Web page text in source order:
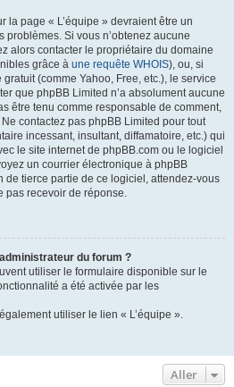
la page « L’équipe » devraient être un
Si vous n’obtenez aucune
alors contacter le propriétaire du domaine
grâce à une requête WHOIS), ou, si
(comme Yahoo, Free, etc.), le service
que phpBB Limited n’a absolument aucune
être tenu comme responsable de comment,
contactez pas phpBB Limited pour tout
incessant, insultant, diffamatoire, etc.) qui
le site internet de phpBB.com ou le logiciel
un courrier électronique à phpBB
de tierce partie de ce logiciel, attendez-vous
pas recevoir de réponse.
du forum ?
utiliser le formulaire disponible sur le
a été activée par les
utiliser le lien « L’équipe ».
Aller